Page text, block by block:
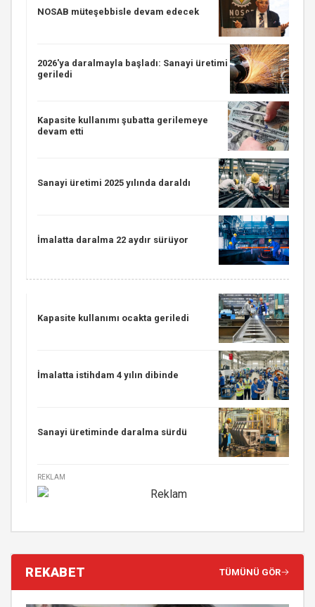
NOSAB müteşebbisle devam edecek
2026'ya daralmayla başladı: Sanayi üretimi
geriledi
Kapasite kullanımı şubatta gerilemeye
devam etti
Sanayi üretimi 2025 yılında daraldı
İmalatta daralma 22 aydır sürüyor
Kapasite kullanımı ocakta geriledi
İmalatta istihdam 4 yılın dibinde
Sanayi üretiminde daralma sürdü
REKLAM
REKABET TÜMÜNÜ GÖR